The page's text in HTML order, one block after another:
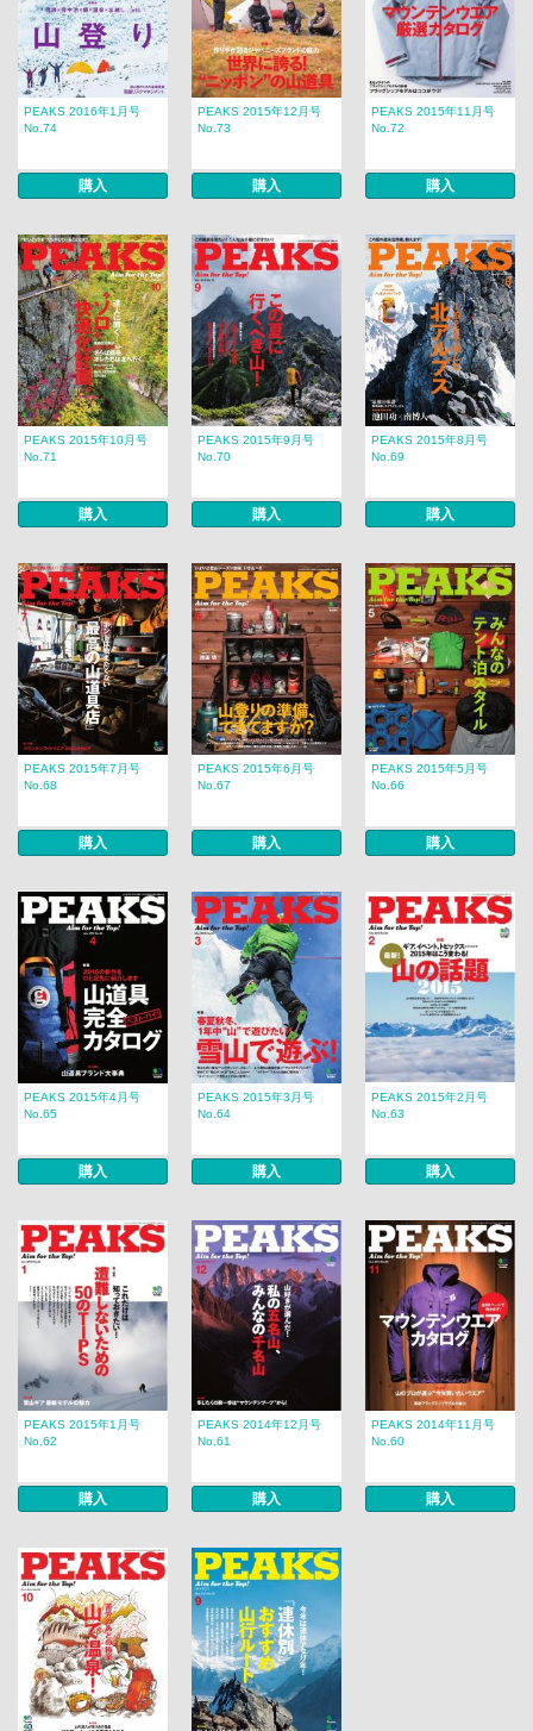
PEAKS 2016年1月号
No.74
購入
PEAKS 2015年12月号
No.73
購入
PEAKS 2015年11月号
No.72
購入
PEAKS 2015年10月号
No.71
購入
PEAKS 2015年9月号
No.70
購入
PEAKS 2015年8月号
No.69
購入
PEAKS 2015年7月号
No.68
購入
PEAKS 2015年6月号
No.67
購入
PEAKS 2015年5月号
No.66
購入
PEAKS 2015年4月号
No.65
購入
PEAKS 2015年3月号
No.64
購入
PEAKS 2015年2月号
No.63
購入
PEAKS 2015年1月号
No.62
購入
PEAKS 2014年12月号
No.61
購入
PEAKS 2014年11月号
No.60
購入